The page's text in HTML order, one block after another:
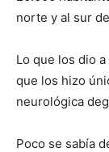
norte y al sur
Lo que los dio
que los hizo
neurológica
Poco se sabía